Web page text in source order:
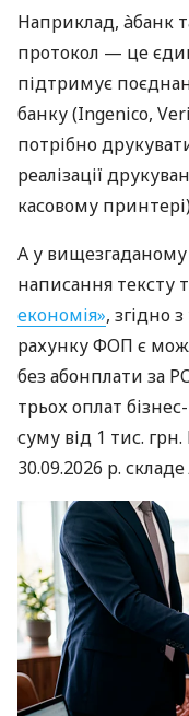
Наприклад, àбанк
протокол — це
підтримує
банку (Ingenico,
потрібно
реалізації
касовому
А у
написання тексту
економія», згідно
рахунку ФОП є
без абонплати за
трьох оплат
суму від 1 тис.
30.09.2026 р.